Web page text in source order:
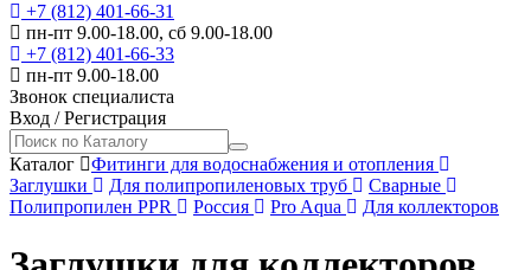
+7 (812) 401-66-31
пн-пт 9.00-18.00, сб 9.00-18.00
+7 (812) 401-66-33
пн-пт 9.00-18.00
Звонок специалиста
Вход /Регистрация
Каталог
Фитинги для водоснабжения и отопления
Заглушки
Для полипропиленовых труб
Сварные
Полипропилен PPR
Россия Pro Aqua Для коллекторов